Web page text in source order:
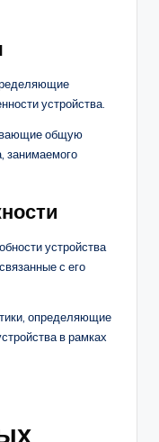
устройства.
общую
занимаемого
устройства
с его
определяющие
в рамках